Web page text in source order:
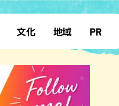
文化
復帰50年
地域
本島北部
本島南部
PR